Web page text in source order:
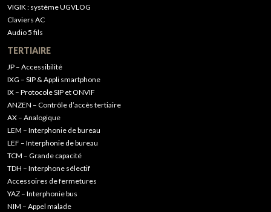
VIGIK : système UGVLOG
Claviers AC
Audio 5 fils
TERTIAIRE
JP – Accessibilité
IXG – SIP & Appli smartphone
IX – Protocole SIP et ONVIF
ANZEN – Contrôle d’accès tertiaire
AX – Analogique
LEM – Interphonie de bureau
LEF – Interphonie de bureau
TCM – Grande capacité
TDH – Interphone sélectif
Accessoires de fermetures
YAZ – Interphonie bus
NIM – Appel malade